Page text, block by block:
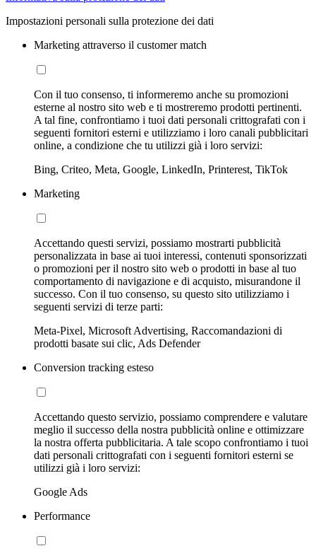
Impostazioni personali sulla protezione dei dati
Marketing attraverso il customer match
Con il tuo consenso, ti informeremo anche su promozioni
esterne al nostro sito web e ti mostreremo prodotti pertinenti.
A tal fine, confrontiamo i tuoi dati personali crittografati con i
seguenti fornitori esterni e utilizziamo i loro canali pubblicitari
online, a condizione che tu utilizzi già i loro servizi:
Bing, Criteo, Meta, Google, LinkedIn, Printerest, TikTok
Marketing
Accettando questi servizi, possiamo mostrarti pubblicità
personalizzata in base ai tuoi interessi, contenuti sponsorizzati
o promozioni per il nostro sito web o prodotti in base al tuo
comportamento di navigazione e di acquisto, misurandone il
successo. Con il tuo consenso, su questo sito utilizziamo i
seguenti servizi di terze parti:
Meta-Pixel, Microsoft Advertising, Raccomandazioni di
prodotti basate sui clic, Ads Defender
Conversion tracking esteso
Accettando questo servizio, possiamo comprendere e valutare
meglio il successo della nostra pubblicità online e ottimizzare
la nostra offerta pubblicitaria. A tale scopo confrontiamo i tuoi
dati personali crittografati con i seguenti fornitori esterni se
utilizzi già i loro servizi:
Google Ads
Performance